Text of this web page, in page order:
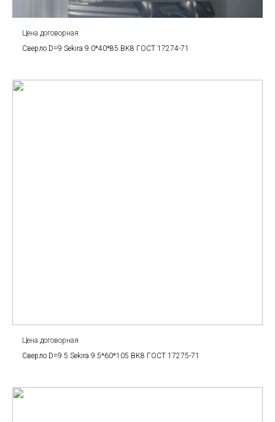
Цена договорная
Сверло D=9 Sekira 9.0*40*85 BK8 ГОСТ 17274-71
Цена договорная
Сверло D=9.5 Sekira 9.5*60*105 BK8 ГОСТ 17275-71